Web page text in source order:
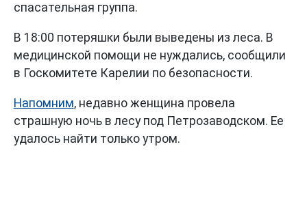
спасательная группа.
В 18:00 потеряшки были выведены из леса. В
медицинской помощи не нуждались, сообщили
в Госкомитете Карелии по безопасности.
Напомним, недавно женщина провела
страшную ночь в лесу под Петрозаводском. Ее
удалось найти только утром.